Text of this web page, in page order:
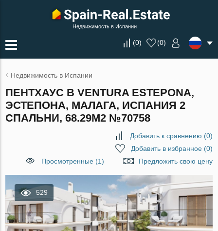
Недвижимость в Испании
(0) (0)
Недвижимость в Испании
ПЕНТХАУС В VENTURA ESTEPONA,
ЭСТЕПОНА, МАЛАГА, ИСПАНИЯ 2
СПАЛЬНИ, 68.29М2 №70758
Добавить к сравнению (0)
Добавить в избранное(0)
Просмотренные (1)
Предложить свою цену
529